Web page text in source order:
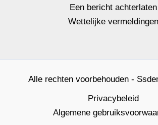
Een bericht achterlaten
Wettelijke vermeldingen
Alle rechten voorbehouden -
Privacybeleid
Algemene